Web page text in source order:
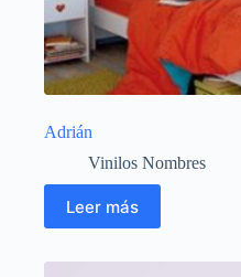
Adrián
Vinilos Nombres
Leer más